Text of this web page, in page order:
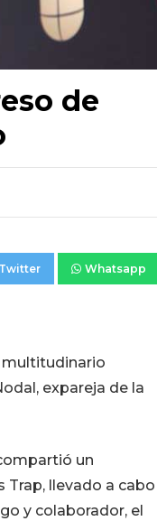
de
Twitter Whatsapp
multitudinario
expareja de la
un
Trap, llevado a cabo
y colaborador, el